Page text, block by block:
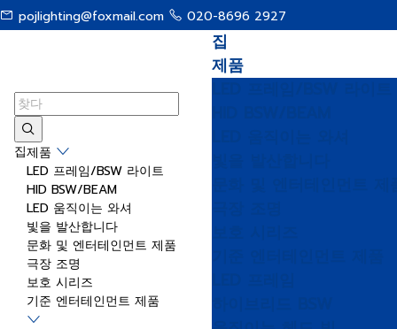
pojlighting@foxmail.com
020-8696 2927
집제품
LED 프레임/BSW 라이트
HID BSW/BEAM
LED 움직이는 와셔
빛을 발산합니다
문화 및 엔터테인먼트 제품
극장 조명
보호 시리즈
기준 엔터테인먼트 제품
집
제품